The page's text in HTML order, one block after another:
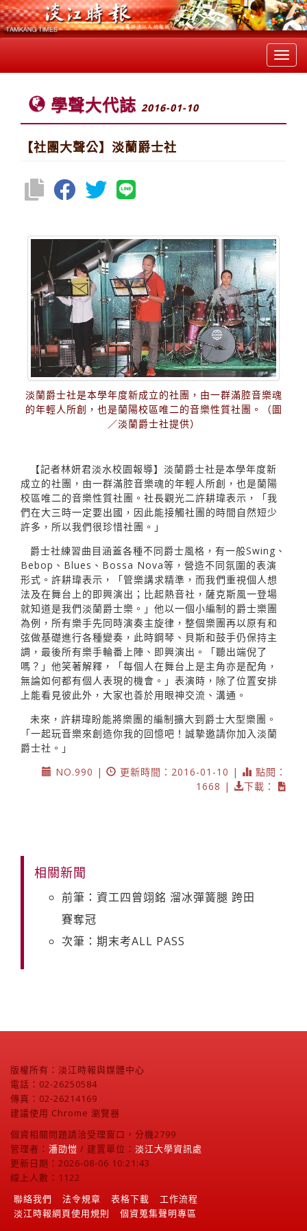
學聲大代誌 2016-01-10
【社團大聲公】淡蘭爵士社
淡蘭爵士社是本學年度新成立的社團，由一群滿腔音樂魂
的年輕人所創，也是蘭陽校區唯二的音樂性質社團。（圖
／淡蘭爵士社提供）
【記者林妍君淡水校園報導】淡蘭爵士社是本學年度新
成立的社團，由一群滿腔音樂魂的年輕人所創，也是蘭陽
校區唯二的音樂性質社團。社長觀光二許耕瑋表示，「我
們在大三時一定要出國，因此能接觸社團的時間自然短少
許多，所以我們很珍惜社團。」
爵士社練習曲目涵蓋各種不同爵士風格，有一般Swing、
Bebop、Blues、Bossa Nova等，營造不同氛圍的表演
形式。許耕瑋表示，「管樂講求精準，而我們重視個人想
法及在舞台上的即興演出；比起熱音社，薩克斯風一登場
就知道是我們淡蘭爵士樂。」他以一個小編制的爵士樂團
為例，所有樂手先同時演奏主旋律，整個樂團再以原有和
弦做基礎進行各種變奏，此時鋼琴、貝斯和鼓手仍保持主
調，最後所有樂手輪番上陣、即興演出。「聽出端倪了
嗎？」他笑著解釋，「每個人在舞台上是主角亦是配角，
無論如何都有個人表現的機會。」表演時，除了位置安排
上能看見彼此外，大家也善於用眼神交流、溝通。
未來，許耕瑋盼能將樂團的編制擴大到爵士大型樂團。
「一起玩音樂來創造你我的回憶吧！誠摯邀請你加入淡蘭
爵士社。」
NO.990 |
更新時間：2016-01-10 |
點閱：
1668 |
下載：
相關新聞
前筆：資工四曾翊銘 溜冰彈簧腿 跨田
賽奪冠
次筆：期末考ALL PASS
版權所有：淡江時報與媒體中心
電話：02-26250584
傳真：02-26214169
建議使用 Chrome 瀏覽器
個資相關問題請洽受理窗口，分機2799
管理者： 潘劭愷 / 建置單位： 淡江大學資訊處
更新日期：2026-08-06 10:21:43
線上人數：1122
聯絡我們
法令規章 表格下載
工作流程
淡江時報網頁使用規則
個資蒐集聲明專區